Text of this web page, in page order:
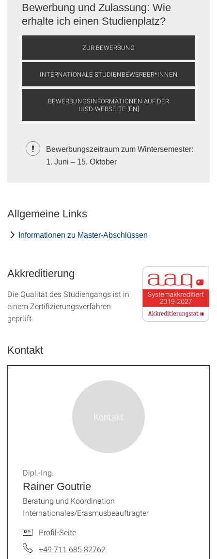
Bewerbung und Zulassung: Wie
erhalte ich einen Studienplatz?
ZUR BEWERBUNG
INTERNATIONALE STUDIENBEWERBER*INNEN
BEWERBUNGSINFORMATIONEN AUF DER
IUSD-WEBSEITE [EN]
Bewerbungszeitraum zum Wintersemester:
1. Juni – 15. Oktober
Allgemeine Links
Informationen zu Master-Abschlüssen
Akkreditierung
Die Qualität des Studien­gangs ist in
einem Zer­ti­fizier­ungs­ver­fahren
geprüft.
Kontakt
Rainer Goutrie
Dipl.-Ing.
Beratung und Koordination
Internationales/Erasmusbeauftragter
Profil-Seite
+49 711 685 82762